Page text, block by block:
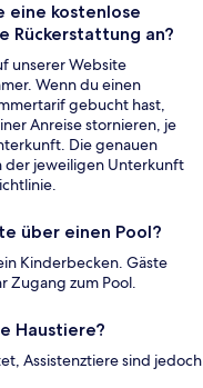
eine kostenlose
Rückerstattung an?
unserer Website
Wenn du einen
gebucht hast,
Anreise stornieren, je
Die genauen
der jeweiligen Unterkunft
über einen Pool?
Kinderbecken. Gäste
Zugang zum Pool.
Haustiere?
Assistenztiere sind jedoch